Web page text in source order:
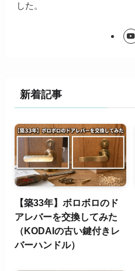
した。
新着記事
【築33年】ボロボロのド
アレバーを交換してみた
（KODAIの古い鍵付きレ
バーハンドル）